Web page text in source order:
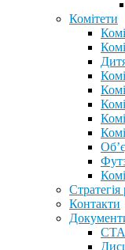
Комітети
Контакти